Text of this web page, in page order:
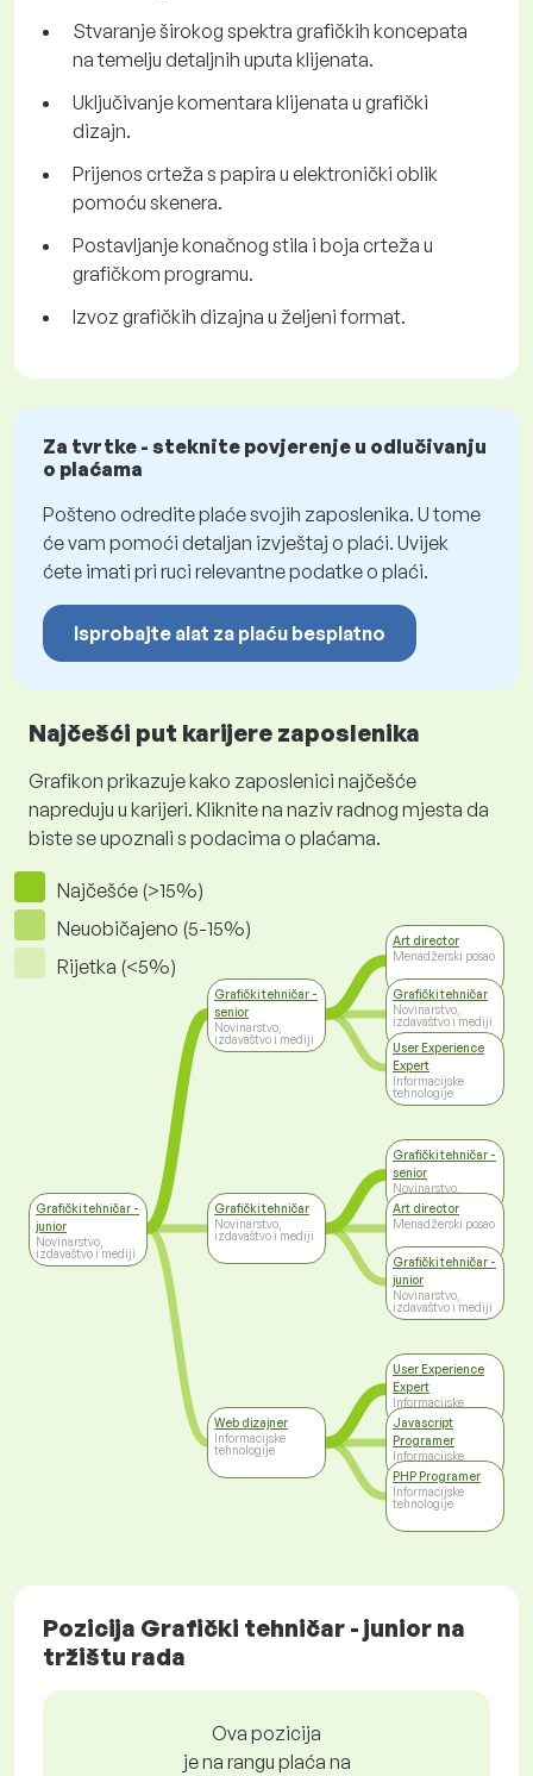
Stvaranje širokog spektra grafičkih koncepata
na temelju detaljnih uputa klijenata.
Uključivanje komentara klijenata u grafički
dizajn.
Prijenos crteža s papira u elektronički oblik
pomoću skenera.
Postavljanje konačnog stila i boja crteža u
grafičkom programu.
Izvoz grafičkih dizajna u željeni format.
Za tvrtke - steknite povjerenje u odlučivanju
o plaćama
Pošteno odredite plaće svojih zaposlenika. U tome
će vam pomoći detaljan izvještaj o plaći. Uvijek
ćete imati pri ruci relevantne podatke o plaći.
Isprobajte alat za plaću besplatno
Najčešći put karijere zaposlenika
Grafikon prikazuje kako zaposlenici najčešće
napreduju u karijeri. Kliknite na naziv radnog mjesta da
biste se upoznali s podacima o plaćama.
Najčešće (>15%)
Neuobičajeno (5-15%)
Rijetka (<5%)
Grafički tehničar -
junior
Novinarstvo,
izdavaštvo i mediji
Grafički tehničar -
senior
Novinarstvo,
izdavaštvo i mediji
Grafički tehničar
Novinarstvo,
izdavaštvo i mediji
Web dizajner
Informacijske
tehnologije
Art director
Menadžerski posao
Grafički tehničar
Novinarstvo,
izdavaštvo i mediji
User Experience
Expert
Informacijske
tehnologije
Grafički tehničar -
senior
Novinarstvo,
izdavaštvo i mediji
Art director
Menadžerski posao
Grafički tehničar -
junior
Novinarstvo,
izdavaštvo i mediji
User Experience
Expert
Informacijske
tehnologije
Javascript
Programer
Informacijske
tehnologije
PHP Programer
Informacijske
tehnologije
Pozicija Grafički tehničar - junior na
tržištu rada
Ova pozicija
je na rangu plaća na